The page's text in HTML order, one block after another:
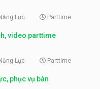
Lực Parttime
video parttime
Lực Parttime
phục vụ bàn